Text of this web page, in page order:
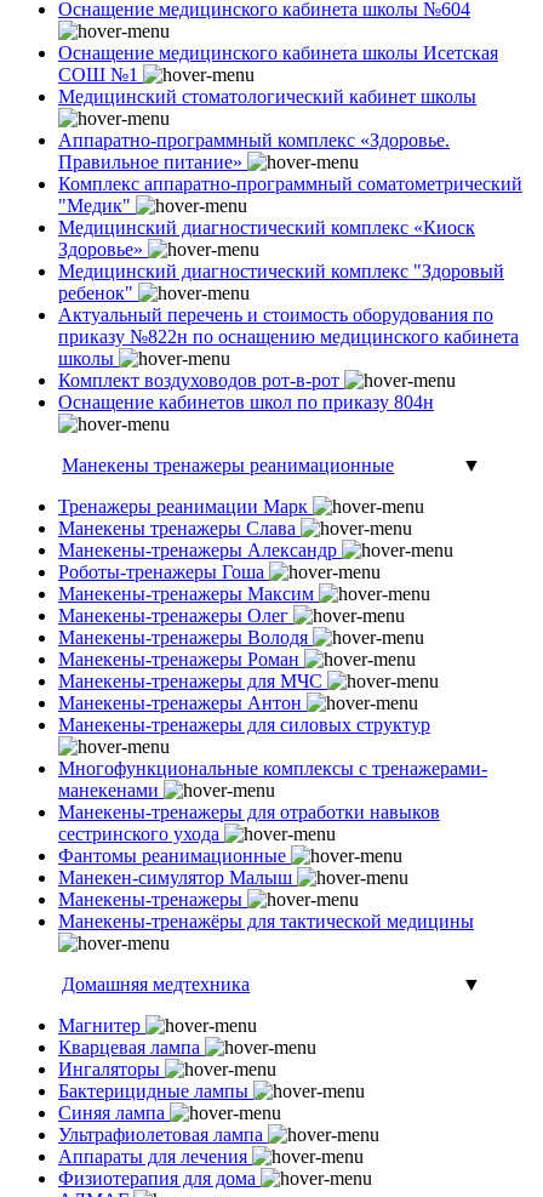
Оснащение медицинского кабинета школы №604
Оснащение медицинского кабинета школы Исетская
СОШ №1
Медицинский стоматологический кабинет школы
Аппаратно-программный комплекс «Здоровье.
Правильное питание»
Комплекс аппаратно-программный соматометрический
"Медик"
Медицинский диагностический комплекс «Киоск
Здоровье»
Медицинский диагностический комплекс "Здоровый
ребенок"
Актуальный перечень и стоимость оборудования по
приказу №822н по оснащению медицинского кабинета
школы
Комплект воздуховодов рот-в-рот
Оснащение кабинетов школ по приказу 804н
Манекены тренажеры реанимационные
▼
Тренажеры реанимации Марк
Манекены тренажеры Слава
Манекены-тренажеры Александр
Роботы-тренажеры Гоша
Манекены-тренажеры Максим
Манекены-тренажеры Олег
Манекены-тренажеры Володя
Манекены-тренажеры Роман
Манекены-тренажеры для МЧС
Манекены-тренажеры Антон
Манекены-тренажеры для силовых структур
Многофункциональные комплексы с тренажерами-
манекенами
Манекены-тренажеры для отработки навыков
сестринского ухода
Фантомы реанимационные
Манекен-симулятор Малыш
Манекены-тренажеры
Манекены-тренажёры для тактической медицины
Домашняя медтехника
▼
Магнитер
Кварцевая лампа
Ингаляторы
Бактерицидные лампы
Синяя лампа
Ультрафиолетовая лампа
Аппараты для лечения
Физиотерапия для дома